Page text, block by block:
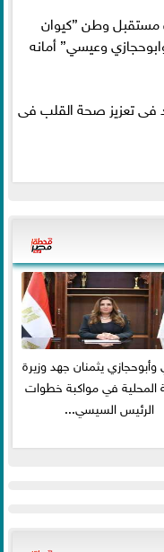
وطن ”كيوان
وعيسي” أمانه
فى تعزيز صحة القلب فى
وأبوحجازي يثمنان جهد وزيرة
المحلية في مواكبة خطوات
الرئيس السيسي...